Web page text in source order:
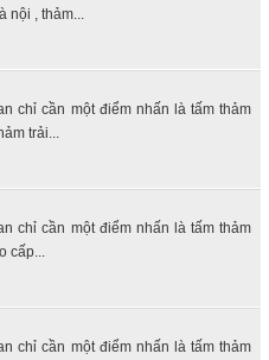
nội , thảm...
chỉ cần một điểm nhấn là tấm thảm
trải...
chỉ cần một điểm nhấn là tấm thảm
cấp...
chỉ cần một điểm nhấn là tấm thảm